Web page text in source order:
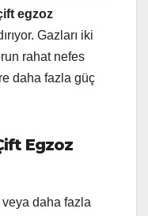
egzoz
Gazları iki
rahat nefes
daha fazla güç
Egzoz
daha fazla